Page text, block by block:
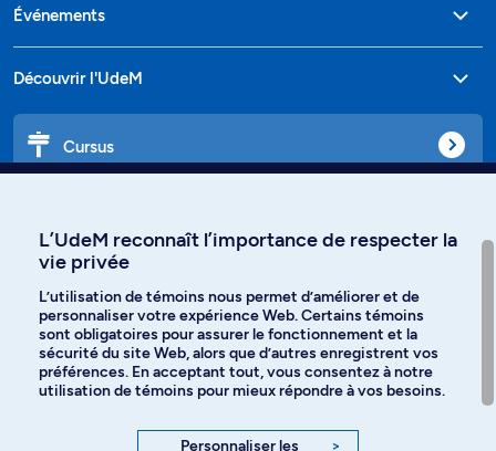
Événements
Découvrir l'UdeM
Cursus
Langues
Facebook Instagram
YouTube
L’UdeM reconnaît l’importance de respecter la
vie privée
L’utilisation de témoins nous permet d’améliorer et de
personnaliser votre expérience Web. Certains témoins
sont obligatoires pour assurer le fonctionnement et la
sécurité du site Web, alors que d’autres enregistrent vos
préférences. En acceptant tout, vous consentez à notre
utilisation de témoins pour mieux répondre à vos besoins.
Personnaliser les >